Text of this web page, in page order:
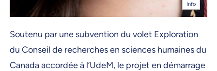
Info
Soutenu par une subvention du volet Exploration
du Conseil de recherches en sciences humaines du
Canada accordée à l’UdeM, le projet en démarrage